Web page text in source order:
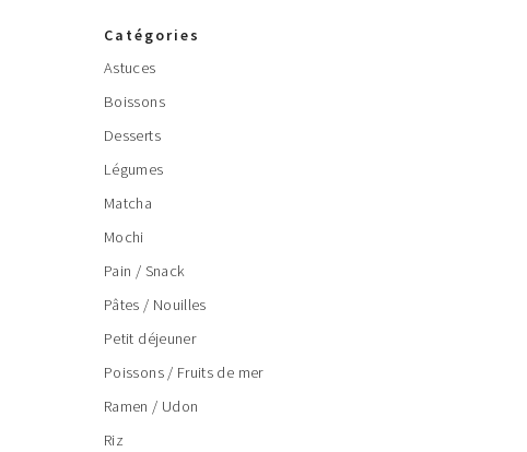
Catégories
Astuces
Boissons
Desserts
Légumes
Matcha
Mochi
Pain / Snack
Pâtes / Nouilles
Petit déjeuner
Poissons / Fruits de mer
Ramen / Udon
Riz